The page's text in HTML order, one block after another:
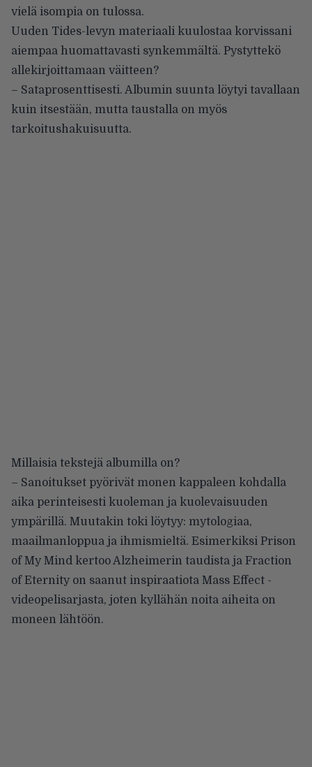
vielä isompia on tulossa.
Uuden Tides-levyn materiaali kuulostaa korvissani
aiempaa huomattavasti synkemmältä. Pystyttekö
allekirjoittamaan väitteen?
– Sataprosenttisesti. Albumin suunta löytyi tavallaan
kuin itsestään, mutta taustalla on myös
tarkoitushakuisuutta.
Millaisia tekstejä albumilla on?
– Sanoitukset pyörivät monen kappaleen kohdalla
aika perinteisesti kuoleman ja kuolevaisuuden
ympärillä. Muutakin toki löytyy: mytologiaa,
maailmanloppua ja ihmismieltä. Esimerkiksi Prison
of My Mind kertoo Alzheimerin taudista ja Fraction
of Eternity on saanut inspiraatiota Mass Effect -
videopelisarjasta, joten kyllähän noita aiheita on
moneen lähtöön.